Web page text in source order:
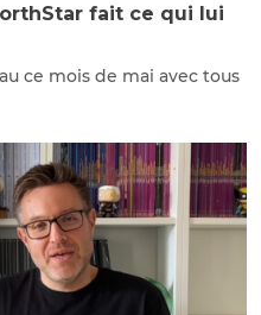
fait ce qui lui
ce mois de mai avec tous